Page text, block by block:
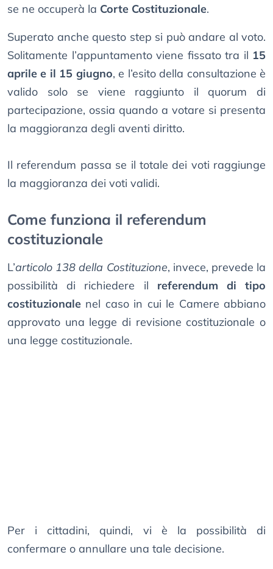
se ne occuperà la Corte Costituzionale.
Superato anche questo step si può andare al voto.
Solitamente l’appuntamento viene fissato tra il 15
aprile e il 15 giugno, e l’esito della consultazione è
valido solo se viene raggiunto il quorum di
partecipazione, ossia quando a votare si presenta
la maggioranza degli aventi diritto.
Il referendum passa se il totale dei voti raggiunge
la maggioranza dei voti validi.
Come funziona il referendum
costituzionale
L’articolo 138 della Costituzione, invece, prevede la
possibilità di richiedere il referendum di tipo
costituzionale nel caso in cui le Camere abbiano
approvato una legge di revisione costituzionale o
una legge costituzionale.
Per i cittadini, quindi, vi è la possibilità di
confermare o annullare una tale decisione.